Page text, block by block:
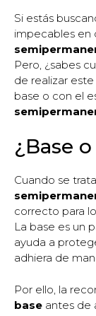
Si estás
impecables en
Pero, ¿sabes
de realizar
base o con el
¿Base
Cuando se
correcto para
La base es un
ayuda a
adhiera de
Por ello, la
base antes de